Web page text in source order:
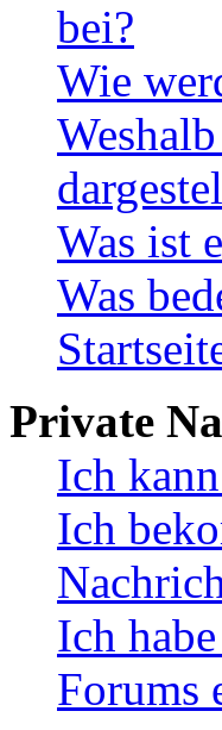
bei?
Wie
Was ist
Was
Private
Ich
Ich
Ich
Forums